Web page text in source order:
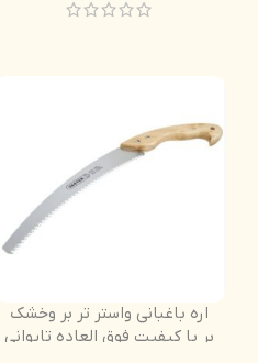
اره باغبانی واستر تر بر وخشک
بر با کیفیت فوق العاده تایوانی